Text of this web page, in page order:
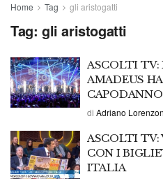
Home Tag gli aristogatti
Tag: gli aristogatti
ASCOLTI
AMADEUS
CAPODANNO
di Adriano
ASCOLTI TV:
CON I
ITALIA